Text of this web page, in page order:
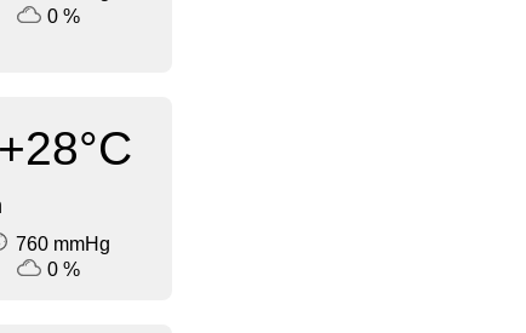
0 %
+28°C
760 mmHg
0 %